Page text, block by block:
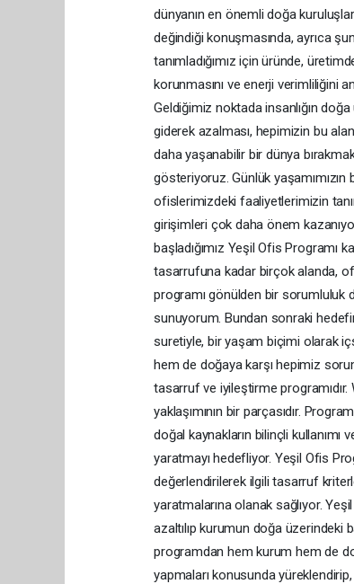
dünyanın en önemli doğa
değindiği konuşmasında, ayrıca
tanımladığımız için üründe,
korunmasını ve enerji verimliliğini
Geldiğimiz noktada insanlığın
giderek azalması, hepimizin bu
daha yaşanabilir bir dünya
gösteriyoruz. Günlük
ofislerimizdeki faaliyetlerimizin
girişimleri çok daha önem
başladığımız Yeşil Ofis Programı
tasarrufuna kadar birçok alanda,
programı gönülden bir sorumluluk
sunuyorum. Bundan sonraki
suretiyle, bir yaşam biçimi olarak
hem de doğaya karşı hepimiz
tasarruf ve iyileştirme
yaklaşımının bir parçasıdır.
doğal kaynakların bilinçli kullanımı
yaratmayı hedefliyor. Yeşil Ofis
değerlendirilerek ilgili tasarruf
yaratmalarına olanak sağlıyor.
azaltılıp kurumun doğa üzerindeki
programdan hem kurum hem de
yapmaları konusunda